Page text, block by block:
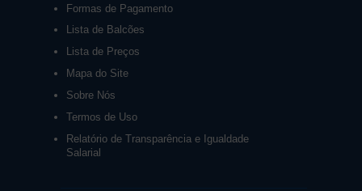
Formas de Pagamento
Lista de Balcões
Lista de Preços
Mapa do Site
Sobre Nós
Termos de Uso
Relatório de Transparência e Igualdade
Salarial